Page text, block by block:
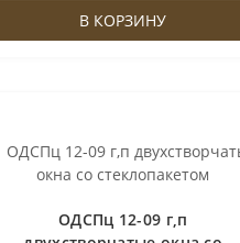
ввёртными петлями.Замена в..
В КОРЗИНУ
ОДСПц 12-09 г,п